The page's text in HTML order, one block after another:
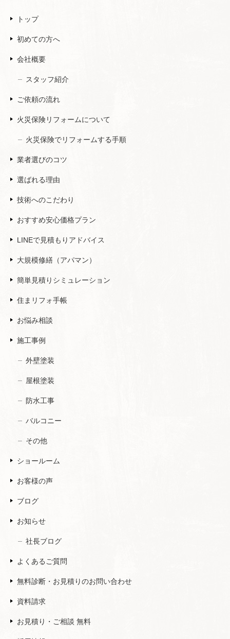
トップ
初めての方へ
会社概要
スタッフ紹介
ご依頼の流れ
火災保険リフォームについて
火災保険でリフォームする手順
業者選びのコツ
選ばれる理由
技術へのこだわり
おすすめ安心価格プラン
LINEで見積もりアドバイス
大規模修繕（アパマン）
簡単見積りシミュレーション
住まリフォ手帳
お悩み相談
施工事例
外壁塗装
屋根塗装
防水工事
バルコニー
その他
ショールーム
お客様の声
ブログ
お知らせ
社長ブログ
よくあるご質問
無料診断・お見積りのお問い合わせ
資料請求
お見積り・ご相談 無料